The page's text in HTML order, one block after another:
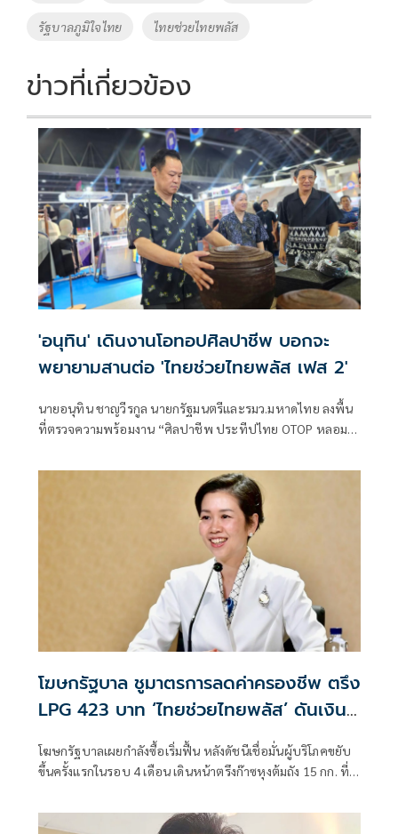
รัฐบาลภูมิใจไทย ไทยช่วยไทยพลัส
ข่าวที่เกี่ยวข้อง
'อนุทิน' เดินงานโอทอปศิลปาชีพ บอกจะ
พยายามสานต่อ 'ไทยช่วยไทยพลัส เฟส 2'
นายอนุทิน ชาญวีรกูล นายกรัฐมนตรีและรมว.มหาดไทย ลงพื้น
ที่ตรวจความพร้อมงาน “ศิลปาชีพ ประทีปไทย OTOP หลอม
สิงหาคม นี้ ณ อาคารชาเลนเจอร์ 1–3 อิมแพ็ค เมืองทองธานี ซึ่ง
นายกรัฐมนตรีจะเดินทางมาเปิดงานอย่างเป็นทางการ ในวัน
โฆษกรัฐบาล ชูมาตรการลดค่าครองชีพ ตรึง
LPG 423 บาท ‘ไทยช่วยไทยพลัส’ ดันเงิน
โฆษกรัฐบาลเผยกำลังซื้อเริ่มฟื้น หลังดัชนีเชื่อมั่นผู้บริโภคขยับ
ขึ้นครั้งแรกในรอบ 4 เดือน เดินหน้าตรึงก๊าซหุงต้มถัง 15 กก. ที่
พร้อมจับตาฐานะกองทุนน้ำมันฯ ติดลบกว่า 7.1 หมื่นล้านบาท